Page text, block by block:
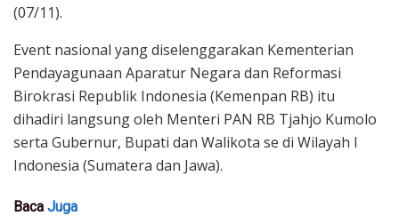
(07/11).
Event nasional yang diselenggarakan Kementerian
Pendayagunaan Aparatur Negara dan Reformasi
Birokrasi Republik Indonesia (Kemenpan RB) itu
dihadiri langsung oleh Menteri PAN RB Tjahjo Kumolo
serta Gubernur, Bupati dan Walikota se di Wilayah I
Indonesia (Sumatera dan Jawa).
Baca Juga